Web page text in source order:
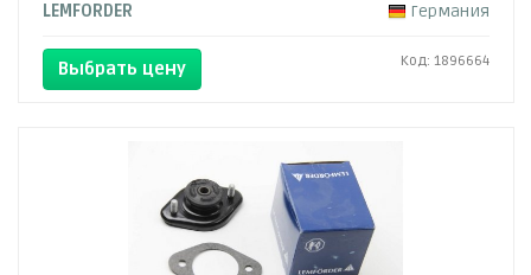
LEMFORDER
Германия
Выбрать цену Код: 1896664